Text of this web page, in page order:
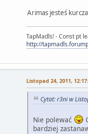
Arimas jesteś
TapMadls! - Const pt
http://
Listopad 24, 2011,
Cytat: r3ni w
Nie polewać
bardziej